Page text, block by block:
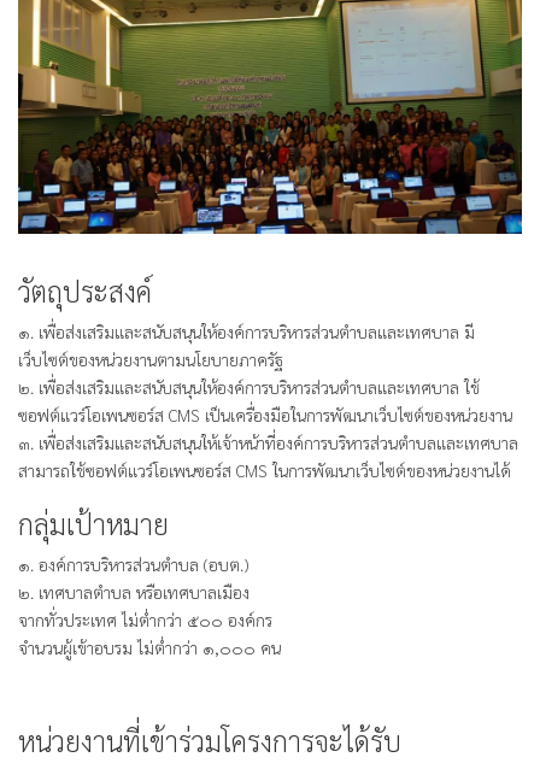
วัตถุประสงค์
๑. เพื่อส่งเสริมและสนับสนุนให้องค์การบริหารส่วนตำบลและเทศบาล มี
เว็บไซต์ของหน่วยงานตามนโยบายภาครัฐ
๒. เพื่อส่งเสริมและสนับสนุนให้องค์การบริหารส่วนตำบลและเทศบาล ใช้
ซอฟต์แวร์โอเพนซอร์ส CMS เป็นเครื่องมือในการพัฒนาเว็บไซต์ของหน่วยงาน
๓. เพื่อส่งเสริมและสนับสนุนให้เจ้าหน้าที่องค์การบริหารส่วนตำบลและเทศบาล
สามารถใช้ซอฟต์แวร์โอเพนซอร์ส CMS ในการพัฒนาเว็บไซต์ของหน่วยงานได้
กลุ่มเป้าหมาย
๑. องค์การบริหารส่วนตำบล (อบต.)
๒. เทศบาลตำบล หรือเทศบาลเมือง
จากทั่วประเทศ ไม่ต่ำกว่า ๕๐๐ องค์กร
จำนวนผู้เข้าอบรม ไม่ต่ำกว่า ๑,๐๐๐ คน
หน่วยงานที่เข้าร่วมโครงการจะได้รับ